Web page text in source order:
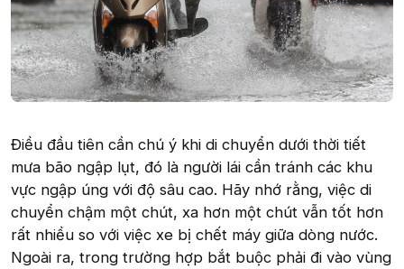
Điều đầu tiên cần chú ý khi di chuyển dưới thời tiết
mưa bão ngập lụt, đó là người lái cần tránh các khu
vực ngập úng với độ sâu cao. Hãy nhớ rằng, việc di
chuyển chậm một chút, xa hơn một chút vẫn tốt hơn
rất nhiều so với việc xe bị chết máy giữa dòng nước.
Ngoài ra, trong trường hợp bắt buộc phải đi vào vùng